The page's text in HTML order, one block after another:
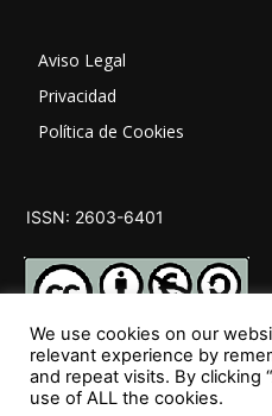
Aviso Legal
Privacidad
Política de Cookies
ISSN: 2603-6401
We use cookies on our
relevant experience by
and repeat visits. By clicking
use of ALL the cookies.